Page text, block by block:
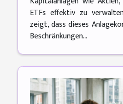
ETFs effektiv zu
zeigt, dass dieses
Beschränkungen...